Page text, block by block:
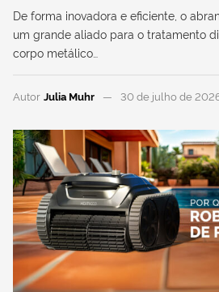
De forma inovadora e eficiente, o
um grande aliado para o tratamento
corpo metálico…
Autor Julia Muhr 30 de julho de